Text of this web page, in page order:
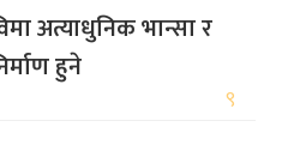
अत्याधुनिक भान्सा र
हुने
९